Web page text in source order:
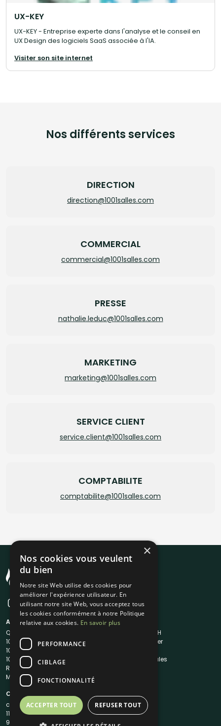
UX-KEY
UX-KEY - Entreprise experte dans l'analyse et le conseil en
UX Design des logiciels SaaS associée à l'IA.
Visiter son site internet
Nos différents services
DIRECTION
direction@1001salles.com
COMMERCIAL
commercial@1001salles.com
PRESSE
nathalie.leduc@1001salles.com
MARKETING
marketing@1001salles.com
SERVICE CLIENT
service.client@1001salles.com
COMPTABILITE
comptabilite@1001salles.com
A propos
Qui sommes-nous ?
1001Salles
1001Salles PRO
1001DJ
Reserverunbar
MP2
Liens utiles
Traiteur en 48H
Nous contacter
Mentions légales
Contacts
contact@1001traiteurs.com
11 Rue Maurice Grandcoing
94200 Ivry-sur-Seine
×
Nos cookies vous veulent
du bien
Notre site Web utilise des cookies pour
améliorer l'expérience utilisateur. En
utilisant notre site Web, vous acceptez tous
les cookies conformément à notre Politique
relative aux cookies. En savoir plus
PERFORMANCE
CIBLAGE
FONCTIONNALITÉ
ACCEPTER TOUT REFUSER TOUT